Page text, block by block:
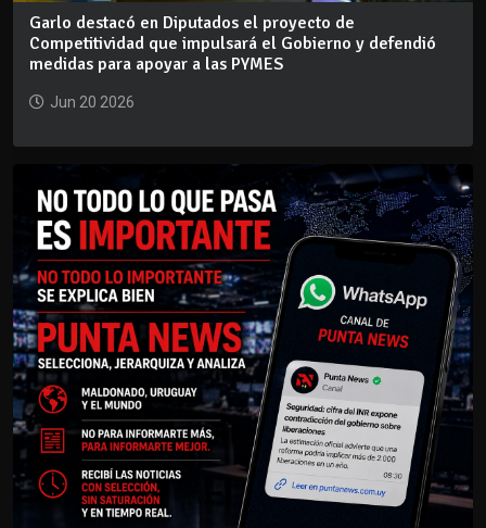
Garlo destacó en Diputados el proyecto de
Competitividad que impulsará el Gobierno y defendió
medidas para apoyar a las PYMES
Jun 20 2026